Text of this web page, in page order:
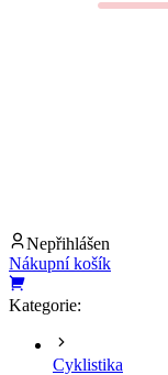
Nepřihlášen
Nákupní košík
Kategorie:
Cyklistika